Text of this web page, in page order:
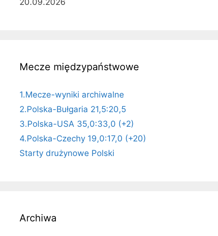
Mecze międzypaństwowe
1.Mecze-wyniki archiwalne
2.Polska-Bułgaria 21,5:20,5
3.Polska-USA 35,0:33,0 (+2)
4.Polska-Czechy 19,0:17,0 (+20)
Starty drużynowe Polski
Archiwa